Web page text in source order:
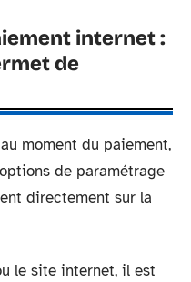
internet :
de
moment du paiement,
de paramétrage
directement sur la
le site internet, il est